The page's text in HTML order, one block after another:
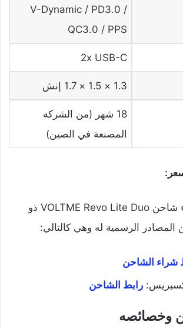
V-Dynamic / PD3.0 /
QC3.0 / PPS
2x USB-C
1.3 × 1.5 × 1.7 إنش
18 شهر (من الشركة
المصنعة في الصين)
بإمكانك الآن شراء شاحن VOLTME Revo Lite Duo ذو
شراء الشاحن
رابط الشاحن
وخصائصه